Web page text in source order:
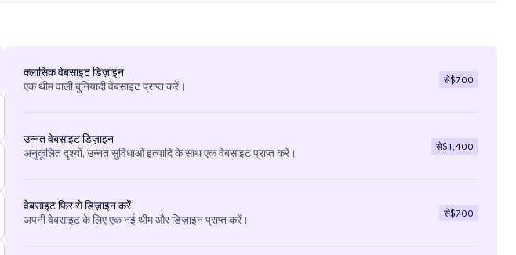
क्लासिक वेबसाइट डिज़ाइन
एक थीम वाली बुनियादी वेबसाइट प्राप्त करें।
से$700
उन्नत वेबसाइट डिज़ाइन
अनुकूलित दृश्यों, उन्नत सुविधाओं इत्यादि के साथ एक वेबसाइट प्राप्त करें।
से$1,400
वेबसाइट फिर से डिज़ाइन करें
अपनी वेबसाइट के लिए एक नई थीम और डिज़ाइन प्राप्त करें।
से$700